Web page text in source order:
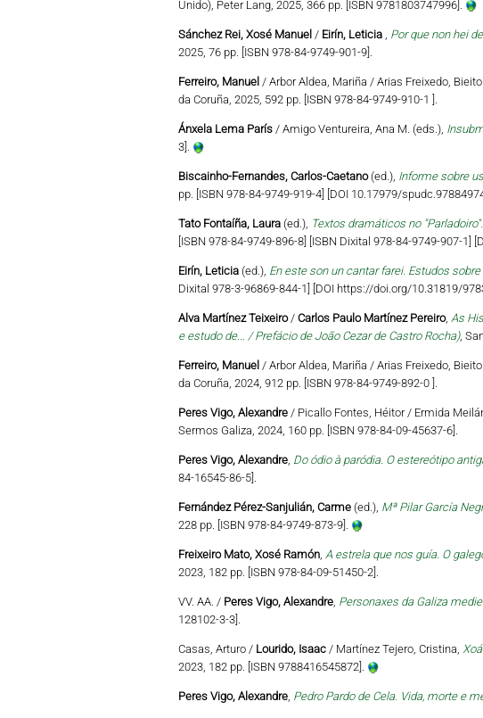
Unido), Peter Lang, 2025, 366 pp. [ISBN 9781803747996].
Sánchez Rei, Xosé Manuel / Eirín, Leticia , Por que non hei
2025, 76 pp. [ISBN 978-84-9749-901-9].
Ferreiro, Manuel / Arbor Aldea, Mariña / Arias Freixedo,
da Coruña, 2025, 592 pp. [ISBN 978-84-9749-910-1 ].
Ánxela Lema París/ Amigo Ventureira, Ana M. (eds.),
3].
Biscainho-Fernandes, Carlos-Caetano(ed.), Informe sobre
pp. [ISBN 978-84-9749-919-4] [DOI 10.17979/
Tato Fontaíña, Laura(ed.), Textos dramáticos no
[ISBN 978-84-9749-896-8] [ISBN Dixital
Eirín, Leticia (ed.), En este son un cantar farei. Estudos
Dixital 978-3-96869-844-1] [DOI https://doi.org/10.31819/
Alva Martínez Teixeiro/ Carlos Paulo Martínez Pereiro, As
e estudo de... / Prefácio de João Cezar de Castro Rocha),
Ferreiro, Manuel / Arbor Aldea, Mariña / Arias Freixedo,
da Coruña, 2024, 912 pp. [ISBN 978-84-9749-892-0 ].
Peres Vigo, Alexandre/ Picallo Fontes, Héitor / Ermida
Sermos Galiza, 2024, 160 pp. [ISBN 978-84-09-45637-6].
Peres Vigo, Alexandre, Do ódio à paródia. O estereótipo
84-16545-86-5].
Fernández Pérez-Sanjulián, Carme(ed.), Mª Pilar García
228 pp. [ISBN 978-84-9749-873-9].
Freixeiro Mato, Xosé Ramón, A estrela que nos guía. O
2023, 182 pp. [ISBN 978-84-09-51450-2].
VV. AA. / Peres Vigo, Alexandre, Personaxes da Galiza
128102-3-3].
Casas, Arturo / Lourido, Isaac/ Martínez Tejero, Cristina,
2023, 182 pp. [ISBN 9788416545872].
Peres Vigo, Alexandre, Pedro Pardo de Cela. Vida, morte e